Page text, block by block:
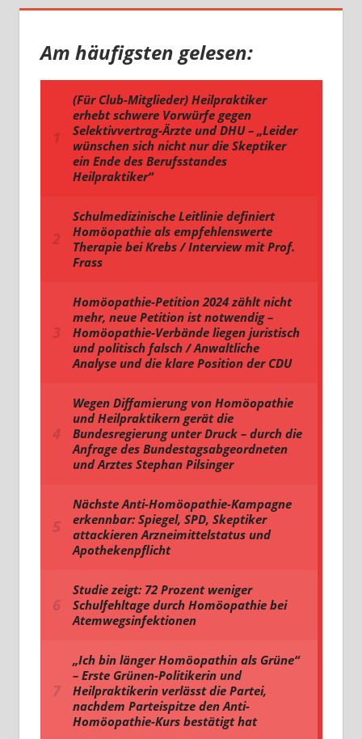
Am häufigsten gelesen: